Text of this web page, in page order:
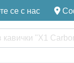
се с нас